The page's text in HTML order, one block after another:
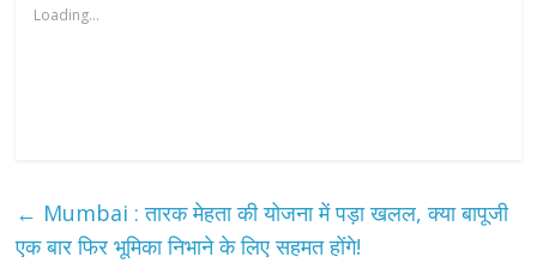
Loading...
← Mumbai : तारक मेहता की योजना में पड़ा खलल, क्या बापूजी
एक बार फिर भूमिका निभाने के लिए सहमत होंगे!